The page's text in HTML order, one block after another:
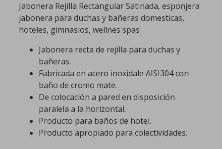
Jabonera Rejilla Rectangular Satinada, esponjera
jabonera para duchas y bañeras domesticas,
hoteles, gimnasios, wellnes spas
Jabonera recta de rejilla para duchas y
bañeras.
Fabricada en acero inoxidale AISI304 con
baño de cromo mate.
De colocación a pared en disposición
paralela a la horizontal.
Producto para baños de hotel.
Producto apropiado para colectividades.